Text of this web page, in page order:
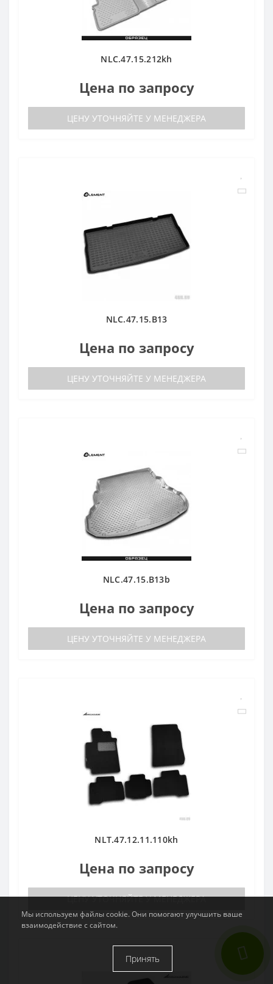
NLC.47.15.212kh
Цена по запросу
ЦЕНУ УТОЧНЯЙТЕ У МЕНЕДЖЕРА
NLC.47.15.B13
Цена по запросу
ЦЕНУ УТОЧНЯЙТЕ У МЕНЕДЖЕРА
NLC.47.15.B13b
Цена по запросу
ЦЕНУ УТОЧНЯЙТЕ У МЕНЕДЖЕРА
NLT.47.12.11.110kh
Цена по запросу
ЦЕНУ УТОЧНЯЙТЕ У МЕНЕДЖЕРА
Мы используем файлы cookie. Они помогают улучшить ваше
взаимодействие с сайтом.
Принять